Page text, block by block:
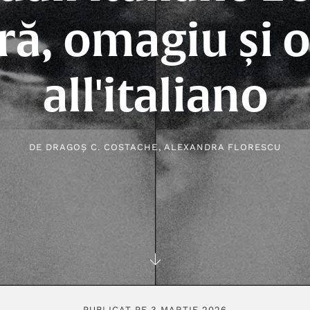
omagiu și
all'italiano
DE DRAGOȘ C. COSTACHE, ALEXANDRA FLORESCU